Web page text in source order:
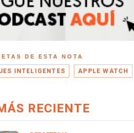
DE ESTA NOTA
INTELIGENTES APPLE WATCH
RECIENTE